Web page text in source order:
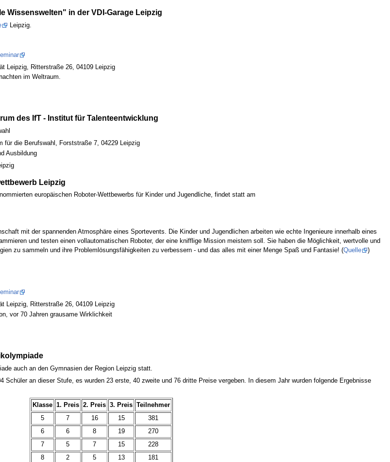
Wissenswelten" in der VDI-Garage Leipzig
Leipzig.
Leipzig, Ritterstraße 26, 04109 Leipzig
im Weltraum.
des IfT - Institut für Talenteentwicklung
für die Berufswahl, Forststraße 7, 04229 Leipzig
Ausbildung
Leipzig
europäischen Roboter-Wettbewerbs für Kinder und Jugendliche, findet statt am
mit der spannenden Atmosphäre eines Sportevents. Die Kinder und Jugendlichen arbeiten wie echte Ingenieure innerhalb eines
und testen einen vollautomatischen Roboter, der eine knifflige Mission meistern soll. Sie haben die Möglichkeit, wertvolle und
zu sammeln und ihre Problemlösungsfähigkeiten zu verbessern - und das alles mit einer Menge Spaß und Fantasie! (Quelle
)
Leipzig, Ritterstraße 26, 04109 Leipzig
vor 70 Jahren grausame Wirklichkeit
auch an den Gymnasien der Region Leipzig statt.
Schüler an dieser Stufe, es wurden 23 erste, 40 zweite und 76 dritte Preise vergeben. In diesem Jahr wurden folgende Ergebnisse
Klasse 1. Preis 2. Preis 3. Preis
Teilnehmer
5
7 16 15
381
6
6 8 19
270
7
5 7 15
228
8
2 5 13
181